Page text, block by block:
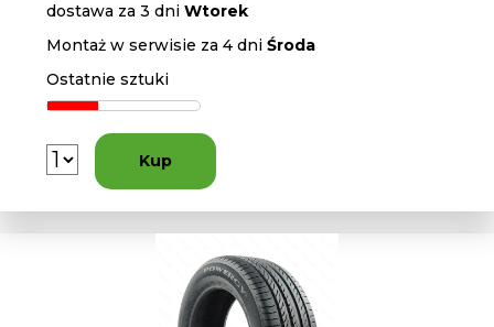
dostawa za 3 dniWtorek
Montaż w serwisie za 4 dniŚroda
Ostatnie sztuki
Kup